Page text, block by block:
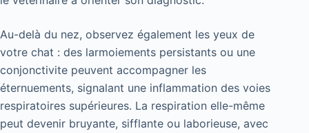
Au-delà du nez, observez également les yeux de
votre chat : des larmoiements persistants ou une
conjonctivite peuvent accompagner les
éternuements, signalant une inflammation des voies
respiratoires supérieures. La respiration elle-même
peut devenir bruyante, sifflante ou laborieuse, avec